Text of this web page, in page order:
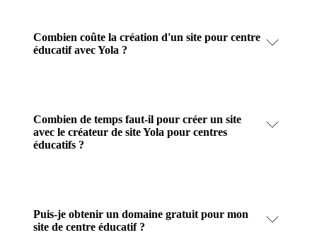
Combien coûte la création d'un site pour centre
éducatif avec Yola ?
Combien de temps faut-il pour créer un site
avec le créateur de site Yola pour centres
éducatifs ?
Puis-je obtenir un domaine gratuit pour mon
site de centre éducatif ?